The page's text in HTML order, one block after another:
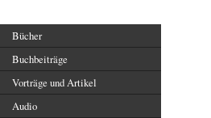
Bücher
Buchbeiträge
Vorträge und Artikel
Audio